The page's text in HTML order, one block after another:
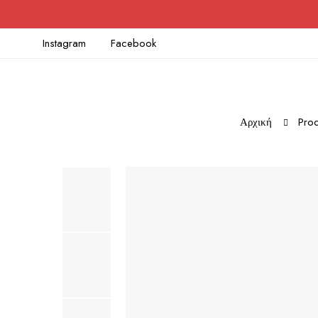
Instagram Facebook
Αρχική